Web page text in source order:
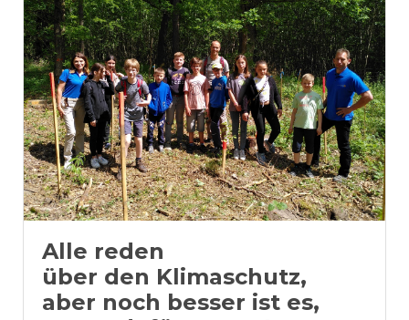
Alle reden
über den Klimaschutz,
aber noch besser ist es,